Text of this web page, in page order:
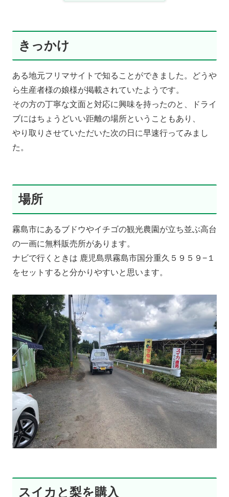
きっかけ
ある地元フリマサイトで知ることができました。どうや
ら生産者様の娘様が掲載されていたようです。
その方の丁寧な文面と対応に興味を持ったのと、ドライ
ブにはちょうどいい距離の場所ということもあり、
やり取りさせていただいた次の日に早速行ってみまし
た。
場所
霧島市にあるブドウやイチゴの観光農園が立ち並ぶ高台
の一画に無料販売所があります。
ナビで行くときは 鹿児島県霧島市国分重久５９５９−１
をセットすると分かりやすいと思います。
スイカと梨を購入